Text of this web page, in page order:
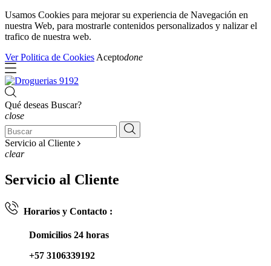
Usamos Cookies para mejorar su experiencia de Navegación en
nuestra Web, para mostrarle contenidos personalizados y nalizar el
trafico de nuestra web.
Ver Politica de Cookies Aceptodone
Qué deseas Buscar?
close
Servicio al Cliente
clear
Servicio al Cliente
Horarios y Contacto :
Domicilios 24 horas
+57 3106339192